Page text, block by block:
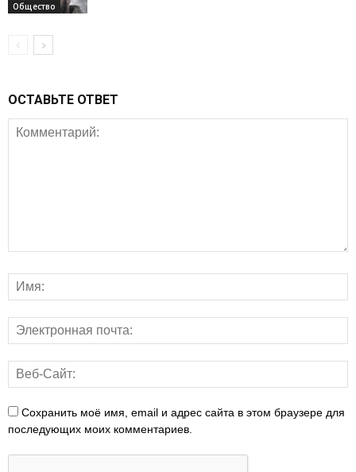
Общество
ОСТАВЬТЕ ОТВЕТ
Сохранить моё имя, email и адрес сайта в этом браузере для
последующих моих комментариев.